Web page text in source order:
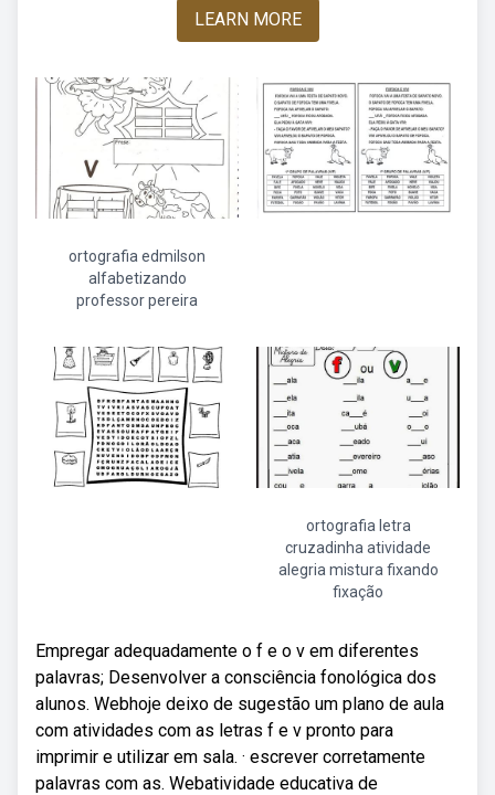
LEARN MORE
ortografia edmilson
alfabetizando
professor pereira
ortografia letra
cruzadinha atividade
alegria mistura fixando
fixação
Empregar adequadamente o f e o v em diferentes
palavras; Desenvolver a consciência fonológica dos
alunos. Webhoje deixo de sugestão um plano de aula
com atividades com as letras f e v pronto para
imprimir e utilizar em sala. · escrever corretamente
palavras com as. Webatividade educativa de